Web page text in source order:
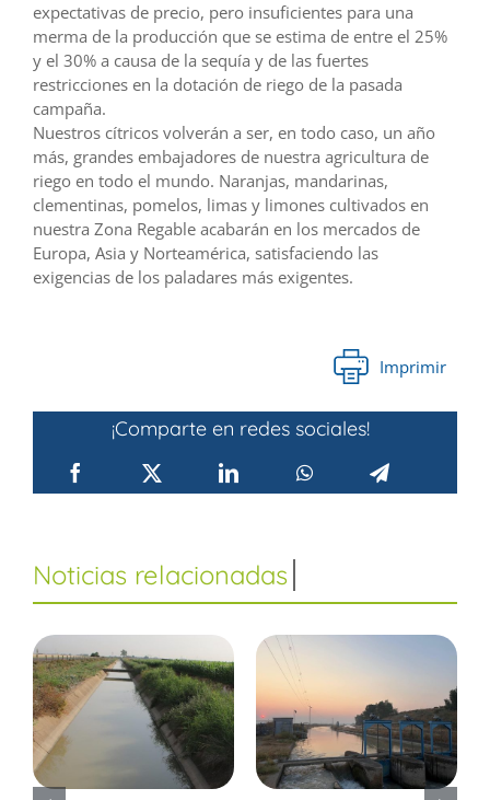
expectativas de precio, pero insuficientes para una
merma de la producción que se estima de entre el 25%
y el 30% a causa de la sequía y de las fuertes
restricciones en la dotación de riego de la pasada
campaña.
Nuestros cítricos volverán a ser, en todo caso, un año
más, grandes embajadores de nuestra agricultura de
riego en todo el mundo. Naranjas, mandarinas,
clementinas, pomelos, limas y limones cultivados en
nuestra Zona Regable acabarán en los mercados de
Europa, Asia y Norteamérica, satisfaciendo las
exigencias de los paladares más exigentes.
Imprimir
¡Comparte en redes sociales!